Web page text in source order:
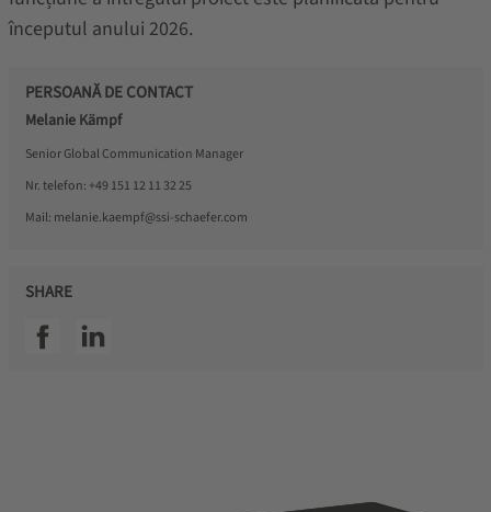
începutul anului 2026.
PERSOANĂ DE CONTACT
Melanie Kämpf
Senior Global Communication Manager
Nr. telefon: +49 151 12 11 32 25
Mail: melanie.kaempf@ssi-schaefer.com
SHARE
SSI facebookSSI linkedin